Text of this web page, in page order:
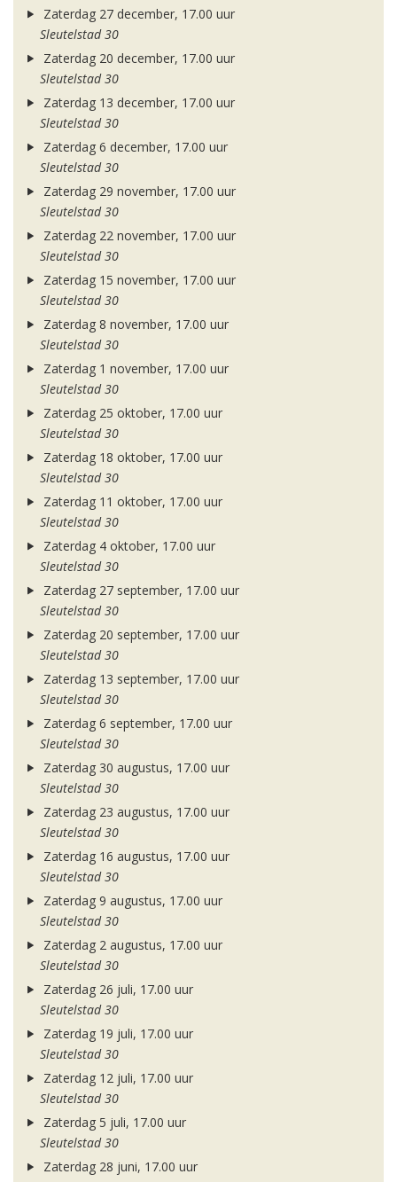
Zaterdag 27 december, 17.00 uur
Sleutelstad 30
Zaterdag 20 december, 17.00 uur
Sleutelstad 30
Zaterdag 13 december, 17.00 uur
Sleutelstad 30
Zaterdag 6 december, 17.00 uur
Sleutelstad 30
Zaterdag 29 november, 17.00 uur
Sleutelstad 30
Zaterdag 22 november, 17.00 uur
Sleutelstad 30
Zaterdag 15 november, 17.00 uur
Sleutelstad 30
Zaterdag 8 november, 17.00 uur
Sleutelstad 30
Zaterdag 1 november, 17.00 uur
Sleutelstad 30
Zaterdag 25 oktober, 17.00 uur
Sleutelstad 30
Zaterdag 18 oktober, 17.00 uur
Sleutelstad 30
Zaterdag 11 oktober, 17.00 uur
Sleutelstad 30
Zaterdag 4 oktober, 17.00 uur
Sleutelstad 30
Zaterdag 27 september, 17.00 uur
Sleutelstad 30
Zaterdag 20 september, 17.00 uur
Sleutelstad 30
Zaterdag 13 september, 17.00 uur
Sleutelstad 30
Zaterdag 6 september, 17.00 uur
Sleutelstad 30
Zaterdag 30 augustus, 17.00 uur
Sleutelstad 30
Zaterdag 23 augustus, 17.00 uur
Sleutelstad 30
Zaterdag 16 augustus, 17.00 uur
Sleutelstad 30
Zaterdag 9 augustus, 17.00 uur
Sleutelstad 30
Zaterdag 2 augustus, 17.00 uur
Sleutelstad 30
Zaterdag 26 juli, 17.00 uur
Sleutelstad 30
Zaterdag 19 juli, 17.00 uur
Sleutelstad 30
Zaterdag 12 juli, 17.00 uur
Sleutelstad 30
Zaterdag 5 juli, 17.00 uur
Sleutelstad 30
Zaterdag 28 juni, 17.00 uur